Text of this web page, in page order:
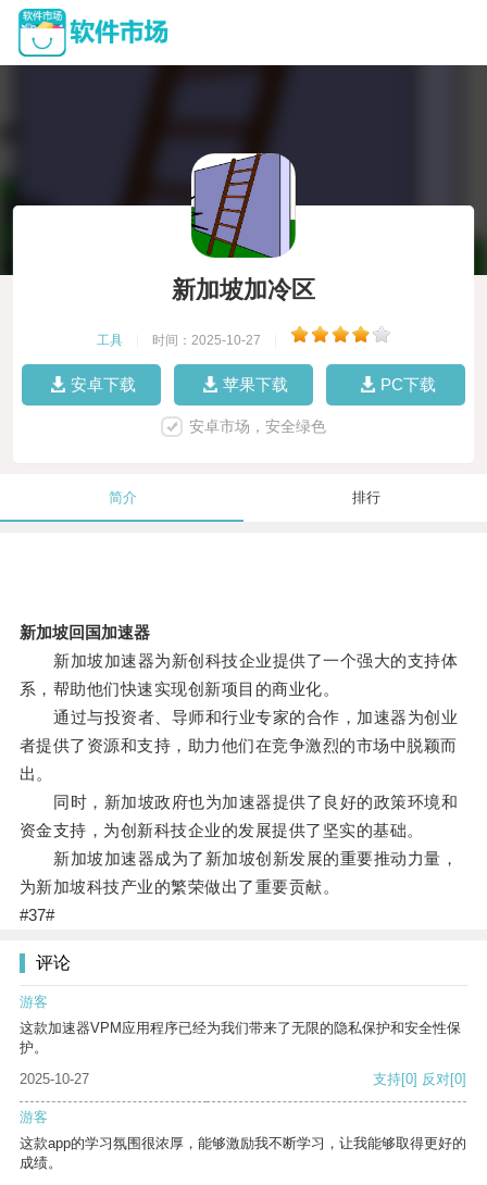
新加坡加冷区
工具 时间：2025-10-27
安卓下载 苹果下载 PC下载
安卓市场，安全绿色
简介 排行
新加坡回国加速器
新加坡加速器为新创科技企业提供了一个强大的支持体
系，帮助他们快速实现创新项目的商业化。
通过与投资者、导师和行业专家的合作，加速器为创业
者提供了资源和支持，助力他们在竞争激烈的市场中脱颖而
出。
同时，新加坡政府也为加速器提供了良好的政策环境和
资金支持，为创新科技企业的发展提供了坚实的基础。
新加坡加速器成为了新加坡创新发展的重要推动力量，
为新加坡科技产业的繁荣做出了重要贡献。
#37#
评论
游客
这款加速器VPM应用程序已经为我们带来了无限的隐私保护和安全性保
护。
2025-10-27
支持[0] 反对[0]
游客
这款app的学习氛围很浓厚，能够激励我不断学习，让我能够取得更好的
成绩。